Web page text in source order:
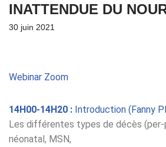
INATTENDUE DU
30 juin 2021
Webinar Zoom
14H00-14H20 : Introduction (Fanny
Les différentes types de décès (per-
néonatal, MSN,